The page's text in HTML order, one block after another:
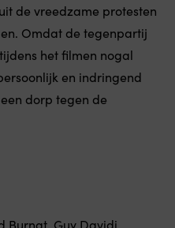
de vreedzame protesten
Omdat de tegenpartij
het filmen nogal
en indringend
dorp tegen de
Burnat, Guy Davidi